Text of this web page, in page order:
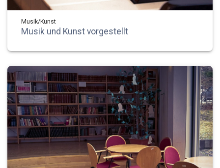
Musik/Kunst
Musik und Kunst vorgestellt